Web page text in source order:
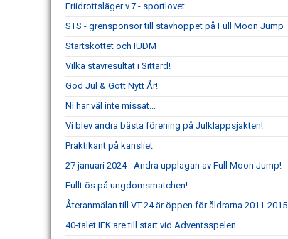
Friidrottsläger v.7 - sportlovet
STS - grensponsor till stavhoppet på Full Moon Jump
Startskottet och IUDM
Vilka stavresultat i Sittard!
God Jul & Gott Nytt År!
Ni har väl inte missat...
Vi blev andra bästa förening på Julklappsjakten!
Praktikant på kansliet
27 januari 2024 - Andra upplagan av Full Moon Jump!
Fullt ös på ungdomsmatchen!
Återanmälan till VT-24 är öppen för åldrarna 2011-2015
40-talet IFK:are till start vid Adventsspelen